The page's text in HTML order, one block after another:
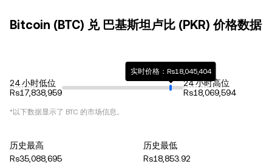
Bitcoin (BTC) 兑 巴基斯坦卢比 (PKR) 价格数据
24 小时低位
Rs17,838,959
实时价格：Rs18,045,404
24 小时高位
Rs18,069,594
*以下数据显示了 BTC 的市场信息。
历史最高
Rs35,088,695
历史最低
Rs18,853.92